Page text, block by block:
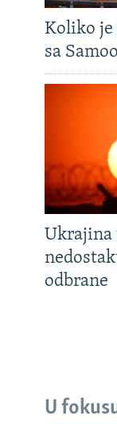
Koliko je
sa
odbrane
U